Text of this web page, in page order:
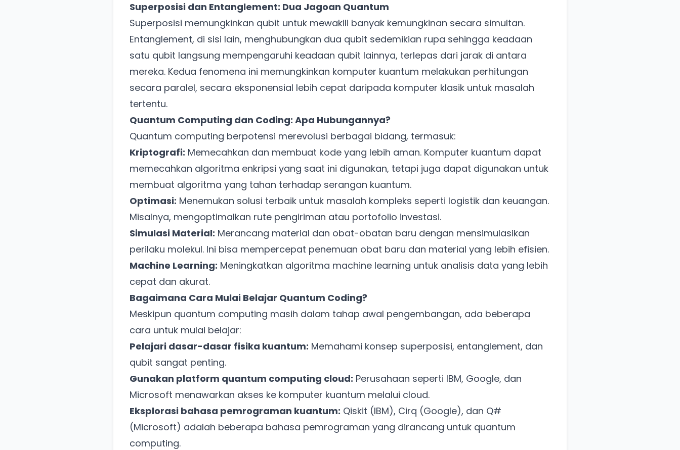
Superposisi dan Entanglement: Dua Jagoan Quantum
Superposisi memungkinkan qubit untuk mewakili banyak kemungkinan secara simultan.
Entanglement, di sisi lain, menghubungkan dua qubit sedemikian rupa sehingga keadaan
satu qubit langsung mempengaruhi keadaan qubit lainnya, terlepas dari jarak di antara
mereka. Kedua fenomena ini memungkinkan komputer kuantum melakukan perhitungan
secara paralel, secara eksponensial lebih cepat daripada komputer klasik untuk masalah
tertentu.
Quantum Computing dan Coding: Apa Hubungannya?
Quantum computing berpotensi merevolusi berbagai bidang, termasuk:
Kriptografi: Memecahkan dan membuat kode yang lebih aman. Komputer kuantum dapat
memecahkan algoritma enkripsi yang saat ini digunakan, tetapi juga dapat digunakan untuk
membuat algoritma yang tahan terhadap serangan kuantum.
Optimasi: Menemukan solusi terbaik untuk masalah kompleks seperti logistik dan keuangan.
Misalnya, mengoptimalkan rute pengiriman atau portofolio investasi.
Simulasi Material: Merancang material dan obat-obatan baru dengan mensimulasikan
perilaku molekul. Ini bisa mempercepat penemuan obat baru dan material yang lebih efisien.
Machine Learning: Meningkatkan algoritma machine learning untuk analisis data yang lebih
cepat dan akurat.
Bagaimana Cara Mulai Belajar Quantum Coding?
Meskipun quantum computing masih dalam tahap awal pengembangan, ada beberapa
cara untuk mulai belajar:
Pelajari dasar-dasar fisika kuantum: Memahami konsep superposisi, entanglement, dan
qubit sangat penting.
Gunakan platform quantum computing cloud: Perusahaan seperti IBM, Google, dan
Microsoft menawarkan akses ke komputer kuantum melalui cloud.
Eksplorasi bahasa pemrograman kuantum: Qiskit (IBM), Cirq (Google), dan Q#
(Microsoft) adalah beberapa bahasa pemrograman yang dirancang untuk quantum
computing.
Ada Website Baru!
Punya website SMM baru nih! Coba BulkFame
untuk pengalaman lebih baik.
Tanpa daftar ulang, gratis dicoba. Kamu tetap bisa pakai